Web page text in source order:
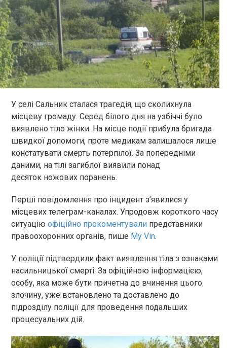
У селі Сальник сталася трагедія, що сколихнула
місцеву громаду. Серед білого дня на узбіччі було
виявлено тіло жінки. На місце події прибула бригада
швидкої допомоги, проте медикам залишалося лише
констатувати смерть потерпілої. За попередніми
даними, на тілі загиблої виявили понад
десяток ножових поранень.
Перші повідомлення про інцидент з’явилися у
місцевих телеграм-каналах. Упродовж короткого часу
ситуацію офіційно прокоментували представники
правоохоронних органів, пише My Vin.
У поліції підтвердили факт виявлення тіла з ознаками
насильницької смерті. За офіційною інформацією,
особу, яка може бути причетна до вчинення цього
злочину, уже встановлено та доставлено до
підрозділу поліції для проведення подальших
процесуальних дій.